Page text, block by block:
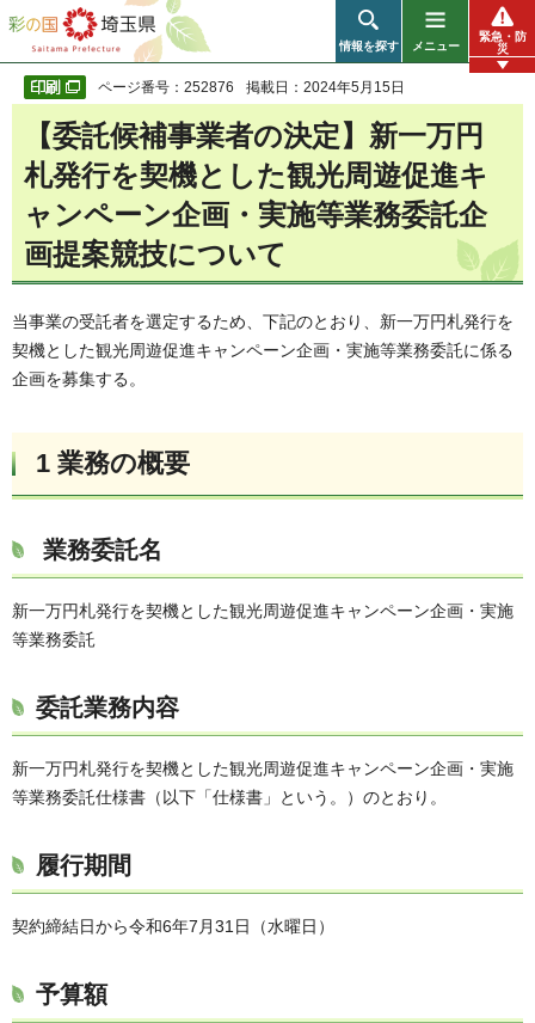
彩の国 埼玉県
情報を探す メニュー
緊急・防
災
ページ番号：252876 掲載日：2024年5月15日
【委託候補事業者の決定】新一万円
札発行を契機とした観光周遊促進キ
ャンペーン企画・実施等業務委託企
画提案競技について
当事業の受託者を選定するため、下記のとおり、新一万円札発行を
契機とした観光周遊促進キャンペーン企画・実施等業務委託に係る
企画を募集する。
1 業務の概要
業務委託名
新一万円札発行を契機とした観光周遊促進キャンペーン企画・実施
等業務委託
委託業務内容
新一万円札発行を契機とした観光周遊促進キャンペーン企画・実施
等業務委託仕様書（以下「仕様書」という。）のとおり。
履行期間
契約締結日から令和6年7月31日（水曜日）
予算額